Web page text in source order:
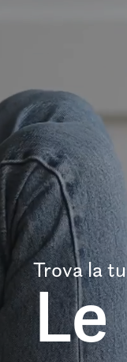
Trova la